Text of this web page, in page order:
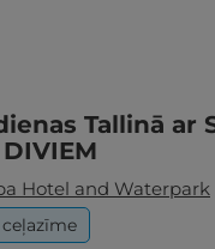
Tallinā ar
Hotel and Waterpark